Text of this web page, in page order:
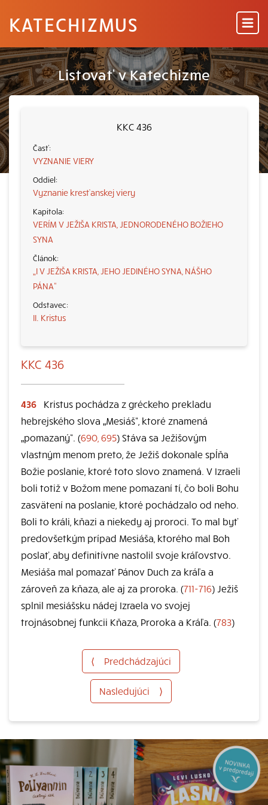
KATECHIZMUS
Listovať v Katechizme
KKC 436
VYZNANIE VIERY
Vyznanie kresťanskej viery
VERÍM V JEŽIŠA KRISTA, JEDNORODENÉHO BOŽIEHO
SYNA
„I V JEŽIŠA KRISTA, JEHO JEDINÉHO SYNA, NÁŠHO
PÁNA“
II. Kristus
KKC 436
436
Kristus pochádza z gréckeho prekladu
hebrejského slova „Mesiáš“, ktoré znamená
„pomazaný“. (690, 695) Stáva sa Ježišovým
vlastným menom preto, že Ježiš dokonale spĺňa
Božie poslanie, ktoré toto slovo znamená. V Izraeli
boli totiž v Božom mene pomazaní tí, čo boli Bohu
zasvätení na poslanie, ktoré pochádzalo od neho.
Boli to králi, kňazi a niekedy aj proroci. To mal byť
predovšetkým prípad Mesiáša, ktorého mal Boh
poslať, aby definitívne nastolil svoje kráľovstvo.
Mesiáša mal pomazať Pánov Duch za kráľa a
zároveň za kňaza, ale aj za proroka. (711-716) Ježiš
splnil mesiášsku nádej Izraela vo svojej
trojnásobnej funkcii Kňaza, Proroka a Kráľa. (783)
⟨ Predchádzajúci
Nasledujúci ⟩